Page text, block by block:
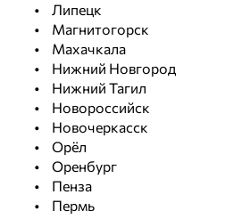
Липецк
Магнитогорск
Махачкала
Нижний Новгород
Нижний Тагил
Новороссийск
Новочеркасск
Орёл
Оренбург
Пенза
Пермь